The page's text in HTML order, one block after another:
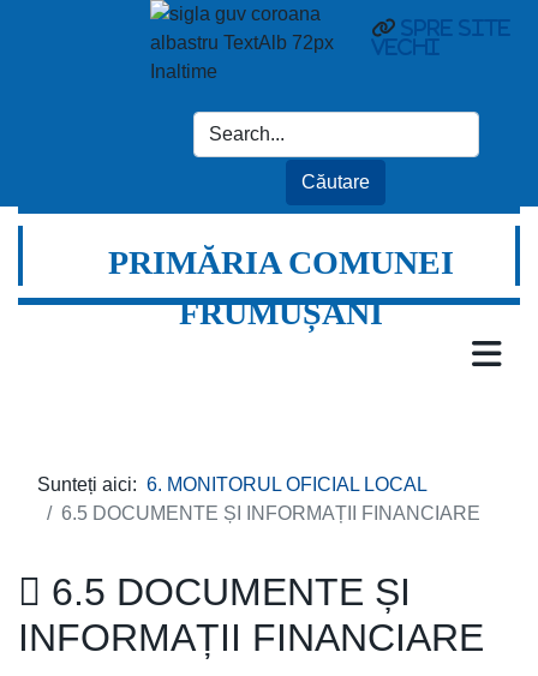
spre site
vechi
PRIMĂRIA COMUNEI
FRUMUȘANI
Sunteți aici: 6. MONITORUL OFICIAL LOCAL
6.5 DOCUMENTE ȘI INFORMAȚII FINANCIARE
6.5 DOCUMENTE ȘI
INFORMAȚII FINANCIARE